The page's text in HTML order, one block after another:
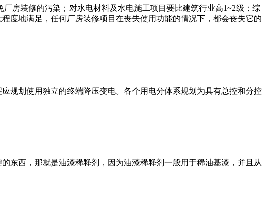
房装修的污染；对水电材料及水电施工项目要比建筑行业高1~2级；综
度地满足，任何厂房装修项目在丧失使用功能的情况下，都会丧失它的
规划使用独立的终端降压变电。各个用电分体系规划为具有总控和分控
东西，那就是油漆稀释剂，因为油漆稀释剂一般用于稀油基漆，并且从